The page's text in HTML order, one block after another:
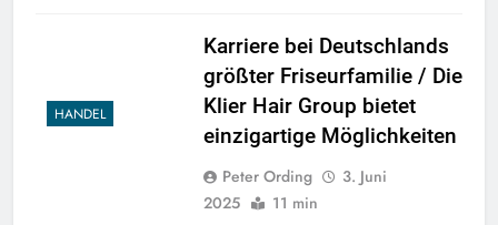
HANDEL
Karriere bei Deutschlands
größter Friseurfamilie / Die
Klier Hair Group bietet
einzigartige Möglichkeiten
Peter Ording
3. Juni
2025
11 min